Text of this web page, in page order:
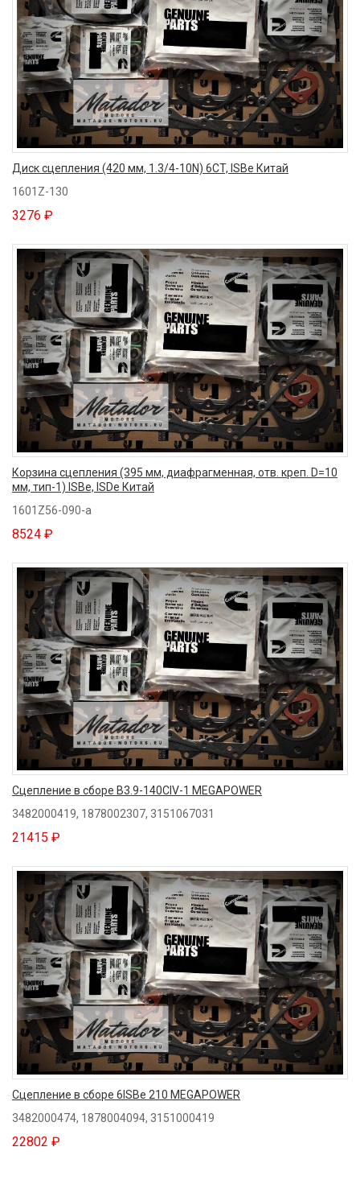
Диск сцепления (420 мм, 1.3/4-10N) 6CT, ISBe Китай
1601Z-130
3276 ₽
Корзина сцепления (395 мм, диафрагменная, отв. креп. D=10
мм, тип-1) ISBe, ISDe Китай
1601Z56-090-a
8524 ₽
Сцепление в сборе B3.9-140CIV-1 MEGAPOWER
3482000419, 1878002307, 3151067031
21415 ₽
Сцепление в сборе 6ISBe 210 MEGAPOWER
3482000474, 1878004094, 3151000419
22802 ₽